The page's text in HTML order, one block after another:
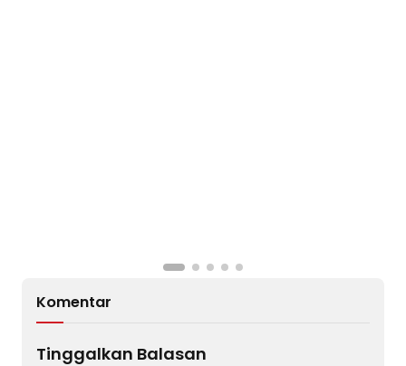
Komentar
Tinggalkan Balasan